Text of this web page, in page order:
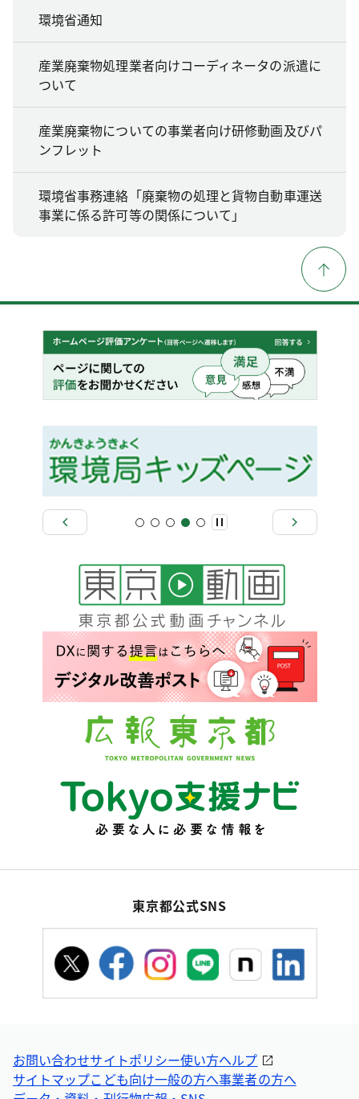
環境省通知
産業廃棄物処理業者向けコーディネータの派遣に
ついて
産業廃棄物についての事業者向け研修動画及びパ
ンフレット
環境省事務連絡「廃棄物の処理と貨物自動車運送
事業に係る許可等の関係について」
東京都公式SNS
お問い合わせサイトポリシー使い方ヘルプ
サイトマップこども向け一般の方へ事業者の方へ